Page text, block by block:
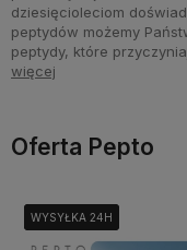
dziesięcioleciom
peptydów możemy
peptydy, które
więcej
Oferta Pepto
WYSYŁKA 24H
WYSYŁKA 24H
WYSYŁKA 24H